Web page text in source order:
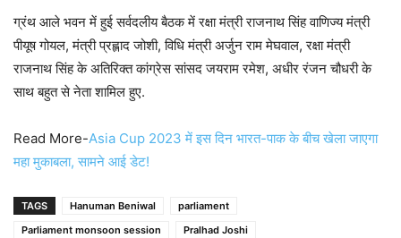
ग्रंथ आले भवन में हुई सर्वदलीय बैठक में रक्षा मंत्री राजनाथ सिंह वाणिज्य मंत्री
पीयूष गोयल, मंत्री प्रह्लाद जोशी, विधि मंत्री अर्जुन राम मेघवाल, रक्षा मंत्री
राजनाथ सिंह के अतिरिक्त कांग्रेस सांसद जयराम रमेश, अधीर रंजन चौधरी के
साथ बहुत से नेता शामिल हुए.
Read More-Asia Cup 2023 में इस दिन भारत-पाक के बीच खेला जाएगा
महा मुकाबला, सामने आई डेट!
TAGS Hanuman Beniwal
parliament
Parliament monsoon session
Pralhad Joshi